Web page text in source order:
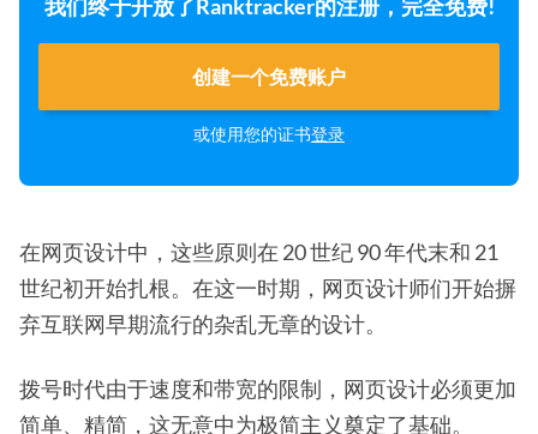
我们终于开放了Ranktracker的注册，完全免费!
创建一个免费账户
或使用您的证书登录
在网页设计中，这些原则在 20 世纪 90 年代末和 21
世纪初开始扎根。在这一时期，网页设计师们开始摒
弃互联网早期流行的杂乱无章的设计。
拨号时代由于速度和带宽的限制，网页设计必须更加
简单、精简，这无意中为极简主义奠定了基础。